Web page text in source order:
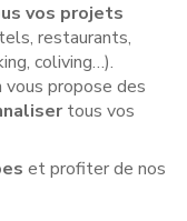
vos projets
restaurants,
coliving…).
vous propose des
tous vos
et profiter de nos